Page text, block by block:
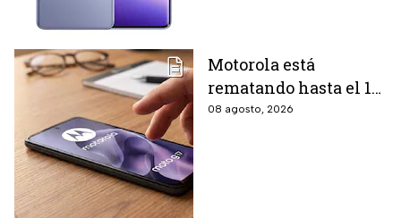
Motorola está
rematando hasta el 19
de agosto el celular
08 agosto, 2026